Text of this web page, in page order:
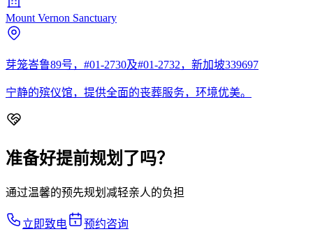
Mount Vernon Sanctuary
芽笼峇鲁89号，#01-2730及#01-2732，新加坡339697
宁静的殡仪馆，提供全面的丧葬服务，环境优美。
准备好提前规划了吗？
通过温馨的预先规划减轻亲人的负担
立即致电 预约咨询